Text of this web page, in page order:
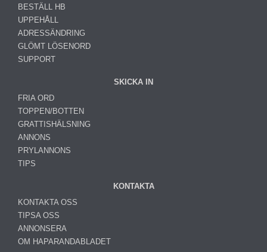
BESTÄLL HB
UPPEHÅLL
ADRESSÄNDRING
GLÖMT LÖSENORD
SUPPORT
SKICKA IN
FRIA ORD
TOPPEN/BOTTEN
GRATTISHÄLSNING
ANNONS
PRYLANNONS
TIPS
KONTAKTA
KONTAKTA OSS
TIPSA OSS
ANNONSERA
OM HAPARANDABLADET